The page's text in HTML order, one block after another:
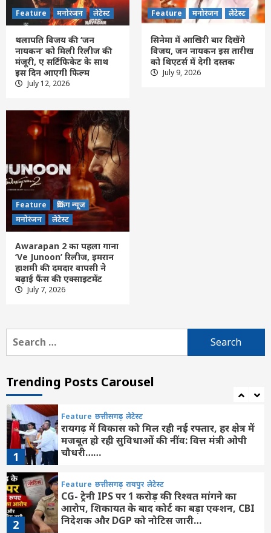
Feature मनोरंजन लेटेस्ट
थलापति विजय की ‘जन
नायकन’ को मिली रिलीज की
मंजूरी, ए सर्टिफिकेट के साथ
इस दिन आएगी फिल्म
July 12, 2026
Feature मनोरंजन लेटेस्ट
सिनेमा में आखिरी बार दिखेंगे
विजय, जन नायकन इस तारीख
को थिएटर्स में देगी दस्तक
July 9, 2026
Feature
ब्रेकिंग न्यूज
मनोरंजन
लेटेस्ट
Awarapan 2 का पहला गाना
‘Ve Junoon’ रिलीज, इमरान
हाशमी की दमदार वापसी ने
बढ़ाई फैंस की एक्साइटमेंट
July 7, 2026
Search
for:
Trending Posts Carousel
Feature लेटेस्ट
CG-अवैध संबंध के शक ने लिया खूनी मोड़! पड़ोसन
हुआ…
4
Feature छत्तीसगढ़ रायपुर
CG Accident : नेशनल हाईवे पर दर्दनाक हादसा!
अज्ञात वाहन ने बाइक सवारों को रौंदा, एक युवक
की मौके पर मौत, दो की हालत गंभीर
5
Feature छत्तीसगढ़
CG Police Transfer : कमिश्नरेट में थाना
किसे मिली कौन-सी नई जिम्मेदारी….
Feature
7
Feature छत्तीसगढ़ रायपुर लेटेस्ट
की 30वीं किस्त जारी
1
Feature छत्तीसगढ़ लेटेस्ट
रायगढ़ में विकास को मिल रही नई रफ्तार, हर क्षेत्र में
मजबूत हो रही सुविधाओं की नींव: वित्त मंत्री ओपी
चौधरी……
2
Feature छत्तीसगढ़ रायपुर लेटेस्ट
CG- ट्रेनी IPS पर 1 करोड़ की रिश्वत मांगने का
आरोप, शिकायत के बाद कोर्ट का बड़ा एक्शन, CBI
निदेशक और DGP को नोटिस जारी…